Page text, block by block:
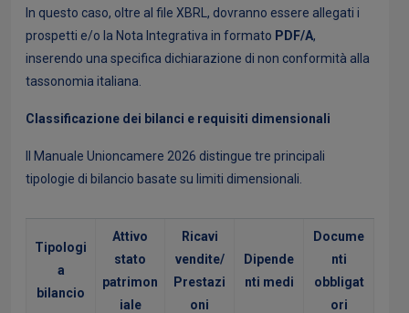
In questo caso, oltre al file XBRL, dovranno essere allegati i
prospetti e/o la Nota Integrativa in formato PDF/A,
inserendo una specifica dichiarazione di non conformità alla
tassonomia italiana.
Classificazione dei bilanci e requisiti dimensionali
Il Manuale Unioncamere 2026 distingue tre principali
tipologie di bilancio basate su limiti dimensionali.
Tipologi
a
bilancio
Attivo
stato
patrimon
iale
Ricavi
vendite/
Prestazi
oni
Dipende
nti medi
Docume
nti
obbligat
ori